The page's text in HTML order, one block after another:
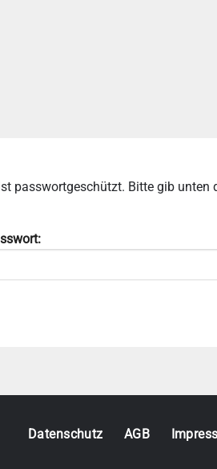
passwortgeschützt. Bitte gib unten
Datenschutz AGB